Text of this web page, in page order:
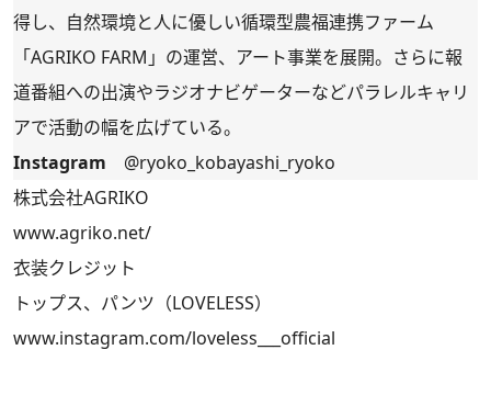
得し、自然環境と人に優しい循環型農福連携ファーム
「AGRIKO FARM」の運営、アート事業を展開。さらに報
道番組への出演やラジオナビゲーターなどパラレルキャリ
アで活動の幅を広げている。
Instagram
@ryoko_kobayashi_ryoko
株式会社AGRIKO
www.agriko.net/
衣装クレジット
トップス、パンツ（LOVELESS）
www.instagram.com/loveless___official